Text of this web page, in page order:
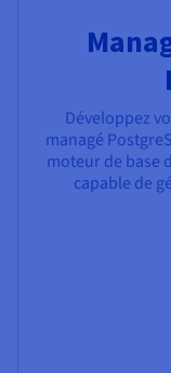
Développez
managé
moteur de base
capable de